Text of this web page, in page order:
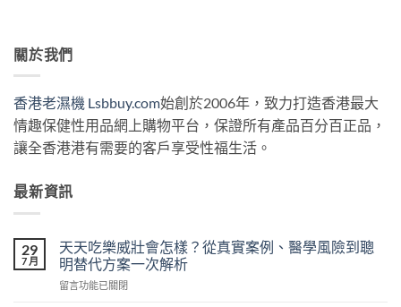
關於我們
香港老濕機 Lsbbuy.com始創於2006年，致力打造香港最大
情趣保健性用品網上購物平台，保證所有產品百分百正品，
讓全香港港有需要的客戶享受性福生活。
最新資訊
29
7 月
天天吃樂威壯會怎樣？從真實案例、醫學風險到聰
明替代方案一次解析
在
留言功能已關閉